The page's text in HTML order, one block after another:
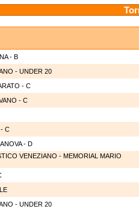
- B
- UNDER 20
- C
- C
- C
- D
VENEZIANO - MEMORIAL MARIO
- UNDER 20